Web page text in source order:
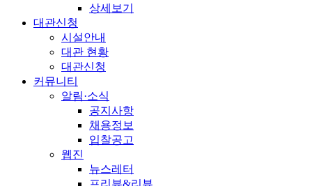
상세보기
대관신청
시설안내
대관 현황
대관신청
커뮤니티
알림·소식
공지사항
채용정보
입찰공고
웹진
뉴스레터
프리뷰&리뷰